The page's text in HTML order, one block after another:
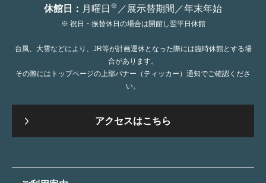
休館日： 月曜日 ※ ／展示替期間／年末年始
※ 祝日・振替休日の場合は開館し翌平日休館
台風、大雪などにより、JR等が計画運休となった際には臨時休館とする場
合があります。
その際にはトップページの上部バナー（ティッカー）通知でご確認くださ
い。
アクセスはこちら